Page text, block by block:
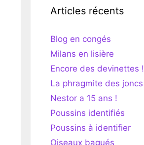
Articles récents
Blog en congés
Milans en lisière
Encore des devinettes !
La phragmite des joncs
Nestor a 15 ans !
Poussins identifiés
Poussins à identifier
Oiseaux bagués